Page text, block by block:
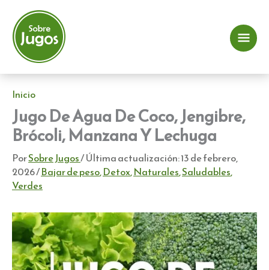
contenido
Inicio
Jugo De Agua De Coco, Jengibre,
Brócoli, Manzana Y Lechuga
PorSobre Jugos/ Última actualización:13 de febrero,
2026/Bajar de peso,Detox,Naturales,Saludables,
Verdes